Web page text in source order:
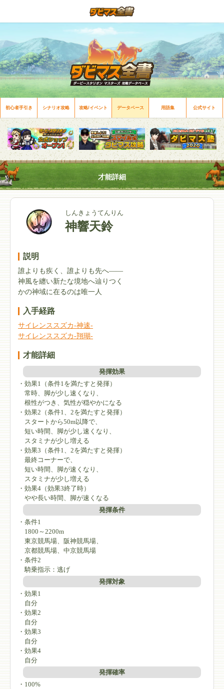
初心者手引き シナリオ攻略 攻略/イベント データベース 用語集 公式サイト
才能詳細
しんきょうてんりん
神響天鈴
説明
誰よりも疾く、誰よりも先へ――
神風を纏い新たな境地へ辿りつく
かの神域に在るのは唯一人
入手経路
サイレンススズカ-神速-
サイレンススズカ-翔瑚-
才能詳細
発揮効果
・効果1（条件1を満たすと発揮）
常時、脚が少し速くなり、
根性がつき、気性が穏やかになる
・効果2（条件1、2を満たすと発揮）
スタートから50m以降で、
短い時間、脚が少し速くなり、
スタミナが少し増える
・効果3（条件1、2を満たすと発揮）
最終コーナーで、
短い時間、脚が速くなり、
スタミナが少し増える
・効果4（効果3終了時）
やや長い時間、脚が速くなる
発揮条件
・条件1
1800～2200m
東京競馬場、阪神競馬場、
京都競馬場、中京競馬場
・条件2
騎乗指示：逃げ
発揮対象
・効果1
自分
・効果2
自分
・効果3
自分
・効果4
自分
発揮確率
・100%